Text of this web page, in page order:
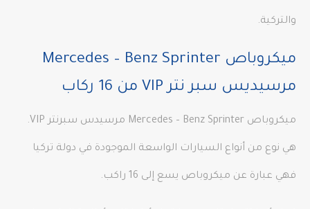
والتركية.
ميكروباص Mercedes – Benz Sprinter
مرسيديس سبر نتر VIP من 16 ركاب
ميكروباص Mercedes – Benz Sprinter مرسيدس سبرنتر VIP.
هي نوع من أنواع السيارات الواسعة الموجودة في دولة تركيا
فهي عبارة عن ميكروباص يسع إلى 16 راكب.